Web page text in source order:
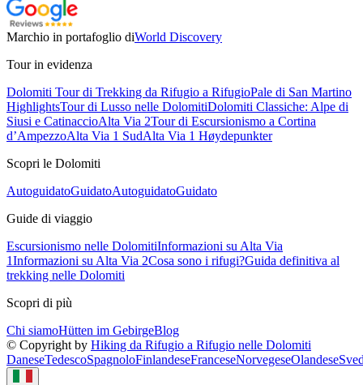
Marchio in portafoglio diWorld Discovery
Tour in evidenza
Dolomiti Tour di Trekking da Rifugio a RifugioPale di San Martino
HighlightsTour di Lusso nelle DolomitiDolomiti Classiche: Alpe di
Siusi e CatinaccioAlta Via 2Tour di Escursionismo a Cortina
d’AmpezzoAlta Via 1 SudAlta Via 1 Høydepunkter
Scopri le Dolomiti
AutoguidatoGuidatoAutoguidatoGuidato
Guide di viaggio
Escursionismo nelle DolomitiInformazioni su Alta Via
1Informazioni su Alta Via 2Cosa sono i rifugi?Guida definitiva al
trekking nelle Dolomiti
Scopri di più
Chi siamoHütten im GebirgeBlog
© Copyright by Hiking da Rifugio a Rifugio nelle Dolomiti
DaneseTedescoSpagnoloFinlandeseFranceseNorvegeseOlandese